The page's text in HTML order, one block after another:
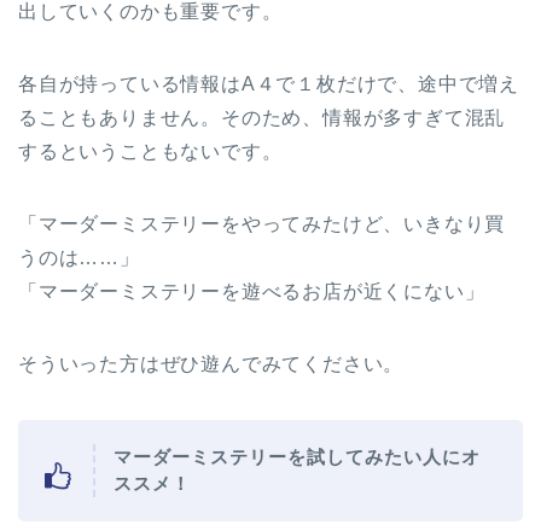
出していくのかも重要です。
各自が持っている情報はA４で１枚だけで、途中で増え
ることもありません。そのため、情報が多すぎて混乱
するということもないです。
「マーダーミステリーをやってみたけど、いきなり買
うのは……」
「マーダーミステリーを遊べるお店が近くにない」
そういった方はぜひ遊んでみてください。
マーダーミステリーを試してみたい人にオ
ススメ！